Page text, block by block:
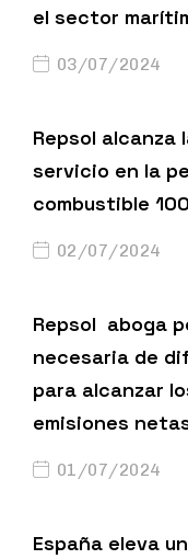
el sector
03/07/2024
Repsol
servicio en la
combustible
02/07/2024
Repsol aboga
necesaria de
para alcanzar
emisiones
01/07/2024
España eleva